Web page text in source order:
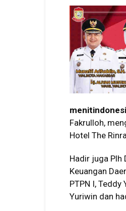
Fakrulloh,
Hotel The
Hadir juga Plh
Keuangan
PTPN I,
Yuriwin dan